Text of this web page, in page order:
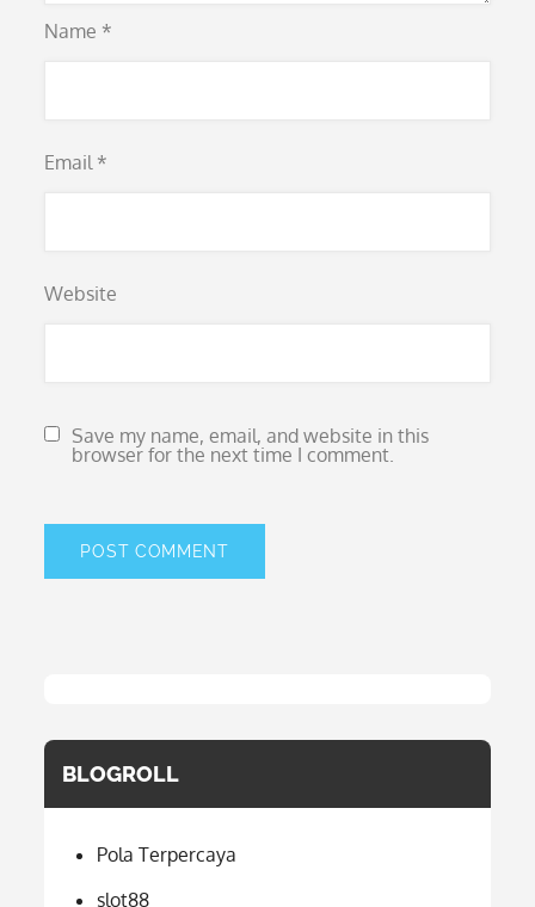
Name *
Email *
Website
Save my name, email, and website in this
browser for the next time I comment.
BLOGROLL
Pola Terpercaya
slot88